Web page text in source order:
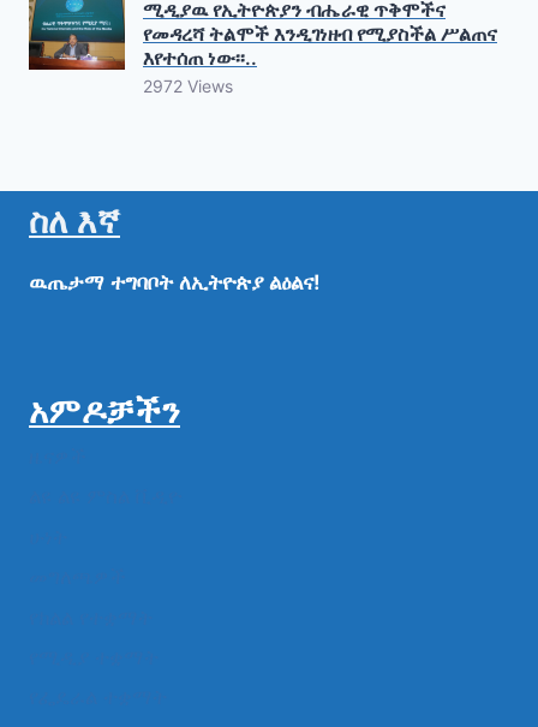
ሚዲያዉ የኢትዮጵያን ብሔራዊ ጥቅሞችና
የመዳረሻ ትልሞች እንዲገነዘብ የሚያስችል ሥልጠና
እየተሰጠ ነው፡፡..
2972 Views
ስለ እኛ
ዉጤታማ ተግባቦት ለኢትዮጵያ ልዕልና!
አምዶቻችን